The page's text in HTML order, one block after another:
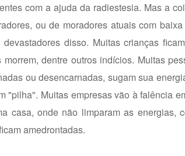
com a ajuda da radiestesia. Mas a
ou de moradores atuais com
disso. Muitas crianças
dentre outros indícios. Muitas
ou desencarnadas, sugam sua
Muitas empresas vão à falência
casa, onde não limparam as energias,
amedrontadas.